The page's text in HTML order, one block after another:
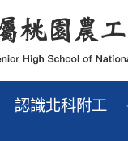
認識北科附工